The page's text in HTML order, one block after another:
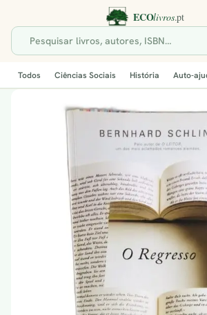
Todos Ciências Sociais História Auto-